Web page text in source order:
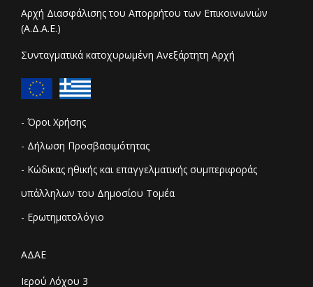
Αρχή Διασφάλισης του Απορρήτου των Επικοινωνιών
(Α.Δ.Α.Ε.)
Συνταγματικά κατοχυρωμένη Ανεξάρτητη Αρχή
- Όροι Χρήσης
- Δήλωση Προσβασιμότητας
- Κώδικας ηθικής και επαγγελματικής συμπεριφοράς
υπάλληλων του Δημοσίου Τομέα
- Ερωτηματολόγιο
ΑΔΑΕ
Ιερού Λόχου 3